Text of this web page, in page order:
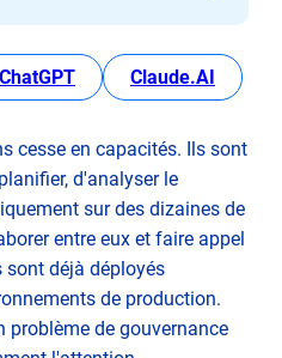
avec le moins de
que vous ne le pensez
ChatGPTopens in new tab
Claude.AI opens
cesse en capacités. Ils sont
d'analyser le
sur des dizaines de
entre eux et faire appel
sont déjà déployés
de production.
problème de gouvernance